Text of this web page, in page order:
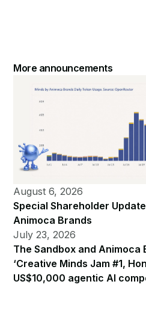
More announcements
August 6, 2026
Special Shareholder
Animoca Brands
July 23, 2026
The Sandbox and Animoca
‘Creative Minds Jam #1,
US$10,000 agentic AI